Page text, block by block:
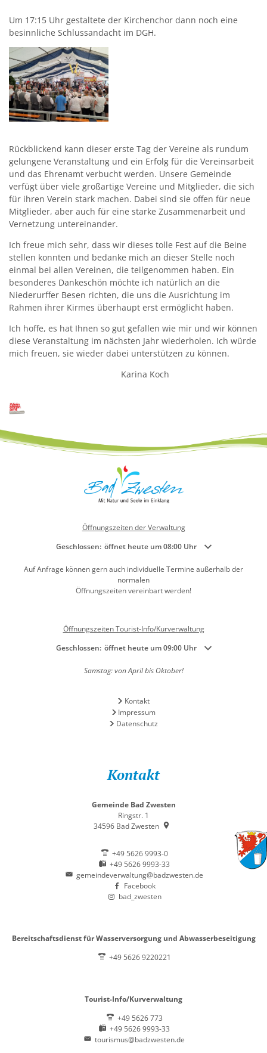
Um 17:15 Uhr gestaltete der Kirchenchor dann noch eine
besinnliche Schlussandacht im DGH.
Rückblickend kann dieser erste Tag der Vereine als rundum
gelungene Veranstaltung und ein Erfolg für die Vereinsarbeit
und das Ehrenamt verbucht werden. Unsere Gemeinde
verfügt über viele großartige Vereine und Mitglieder, die sich
für ihren Verein stark machen. Dabei sind sie offen für neue
Mitglieder, aber auch für eine starke Zusammenarbeit und
Vernetzung untereinander.
Ich freue mich sehr, dass wir dieses tolle Fest auf die Beine
stellen konnten und bedanke mich an dieser Stelle noch
einmal bei allen Vereinen, die teilgenommen haben. Ein
besonderes Dankeschön möchte ich natürlich an die
Niederurffer Besen richten, die uns die Ausrichtung im
Rahmen ihrer Kirmes überhaupt erst ermöglicht haben.
Ich hoffe, es hat Ihnen so gut gefallen wie mir und wir können
diese Veranstaltung im nächsten Jahr wiederholen. Ich würde
mich freuen, sie wieder dabei unterstützen zu können.
Karina Koch
Öffnungszeiten der Verwaltung
Klicken, um weitere Öffnungs- oder Schließzeiten auszublenden
Geschlossen: öffnet heute um 08:00 Uhr
Auf Anfrage können gern auch individuelle Termine außerhalb der
normalen
Öffnungszeiten vereinbart werden!
Öffnungszeiten Tourist-Info/Kurverwaltung
Klicken, um weitere Öffnungs- oder Schließzeiten auszublenden
Geschlossen: öffnet heute um 09:00 Uhr
Samstag: von April bis Oktober!
Kontakt
Impressum
Datenschutz
Kontakt
Gemeinde Bad Zwesten
Ringstr. 1
34596 Bad Zwesten
+49 5626 9993-0
+49 5626 9993-33
gemeindeverwaltung@badzwesten.de
Facebook
bad_zwesten
Bereitschaftsdienst für Wasserversorgung und Abwasserbeseitigung
+49 5626 9220221
Tourist-Info/Kurverwaltung
+49 5626 773
+49 5626 9993-33
tourismus@badzwesten.de